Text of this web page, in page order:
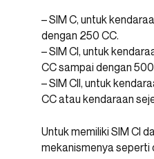
– SIM C, untuk
dengan 250 CC.
– SIM CI, untuk
CC sampai dengan
– SIM CII, untuk
CC atau kendaraan
Untuk memiliki SIM CI
mekanismenya seperti